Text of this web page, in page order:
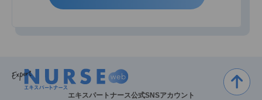
エキスパートナース公式SNSアカウント